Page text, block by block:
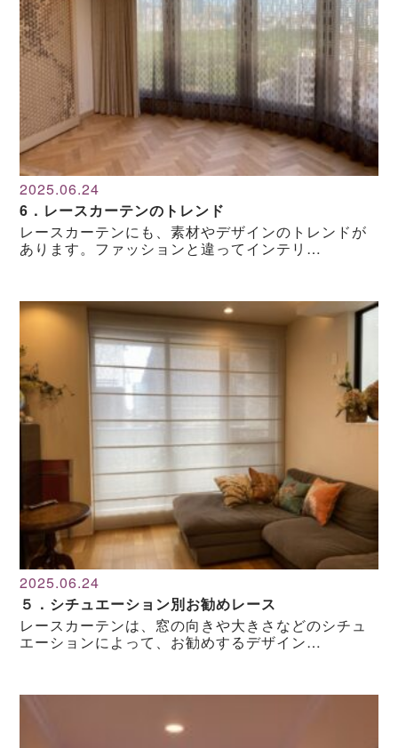
2025.06.24
6．レースカーテンのトレンド
レースカーテンにも、素材やデザインのトレンドが
あります。ファッションと違ってインテリ…
2025.06.24
５．シチュエーション別お勧めレース
レースカーテンは、窓の向きや大きさなどのシチュ
エーションによって、お勧めするデザイン…